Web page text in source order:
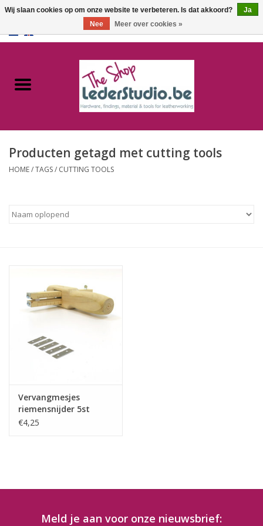
Catalogus
FAQ
Producten getagd met cutting tools
HOME/TAGS/ CUTTING TOOLS
Vervangmesjes
riemensnijder 5st
€4,25
Meld je aan voor onze nieuwsbrief:
Wij slaan cookies op om onze website te verbeteren. Is dat akkoord?
Ja
Nee
Meer over cookies »